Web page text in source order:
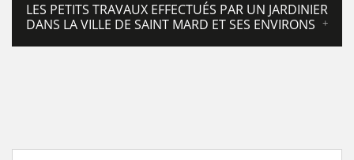
LES PETITS TRAVAUX EFFECTUÉS PAR UN JARDINIER
DANS LA VILLE DE SAINT MARD ET SES ENVIRONS